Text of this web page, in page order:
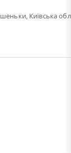
Київська